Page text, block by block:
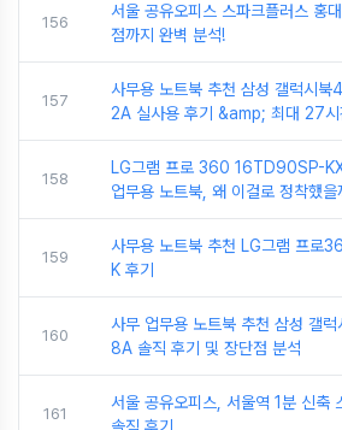
156
서울 공유오피스 스파크플러스 홍
점까지 완벽 분석!
157
사무용 노트북 추천 삼성 갤럭시
2A 실사용 후기 &amp; 최대 27시
158
LG그램 프로 360 16TD90SP-
업무용 노트북, 왜 이걸로 정착했을
159
사무용 노트북 추천 LG그램 프
K 후기
160
사무 업무용 노트북 추천 삼성 갤
8A 솔직 후기 및 장단점 분석
161
서울 공유오피스, 서울역 1분 신축